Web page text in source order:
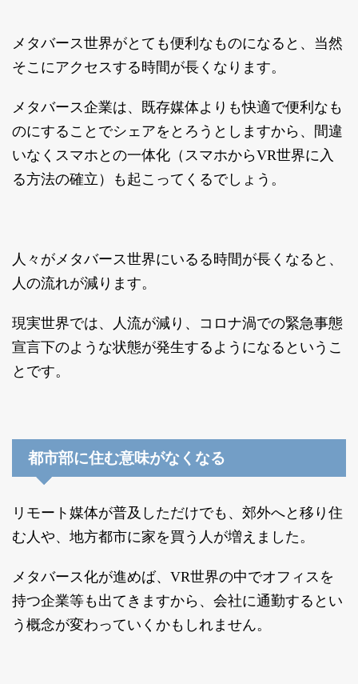
メタバース世界がとても便利なものになると、当然
そこにアクセスする時間が長くなります。
メタバース企業は、既存媒体よりも快適で便利なも
のにすることでシェアをとろうとしますから、間違
いなくスマホとの一体化（スマホからVR世界に入
る方法の確立）も起こってくるでしょう。
人々がメタバース世界にいるる時間が長くなると、
人の流れが減ります。
現実世界では、人流が減り、コロナ渦での緊急事態
宣言下のような状態が発生するようになるというこ
とです。
都市部に住む意味がなくなる
リモート媒体が普及しただけでも、郊外へと移り住
む人や、地方都市に家を買う人が増えました。
メタバース化が進めば、VR世界の中でオフィスを
持つ企業等も出てきますから、会社に通勤するとい
う概念が変わっていくかもしれません。